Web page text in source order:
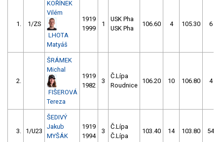
1. 1/ZS
KOŘÍNEK
Vilém
LHOTA
Matyáš
1919
1999
1
USK Pha
USK Pha
106.60 4 105.30 6
2.
ŠRÁMEK
Michal
FIŠEROVÁ
Tereza
1919
1982
3
Č.Lípa
Roudnice
106.20 10 106.80 4
3. 1/U23
ŠEDIVÝ
Jakub
MYŠÁK
1919
1994
3
Č.Lípa
Č.Lípa
103.40 14 103.80 54